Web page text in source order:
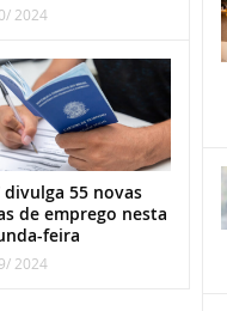
2024
divulga 55 novas
de emprego nesta
feira
2024